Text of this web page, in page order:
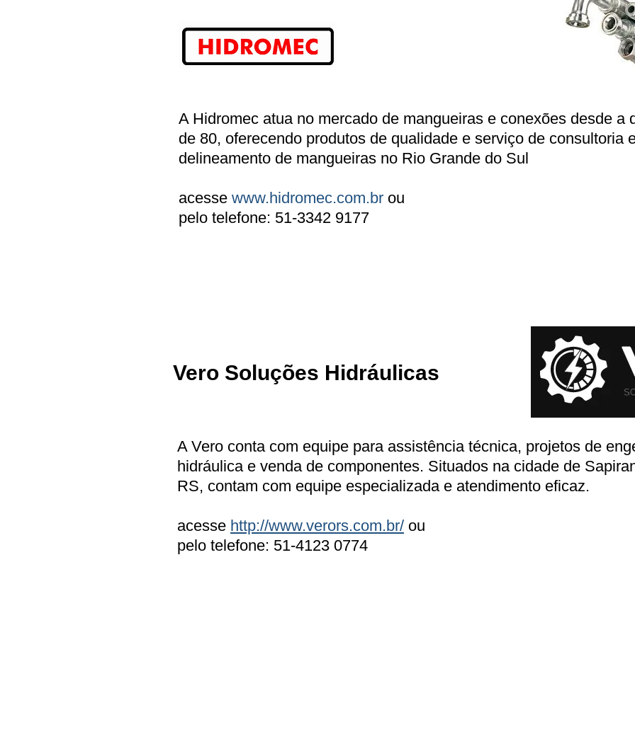
A Hidromec atua no mercado de mangueiras e conexões desde a
de 80, oferecendo produtos de qualidade e serviço de consultoria
delineamento de mangueiras no Rio Grande do Sul
acesse www.hidromec.com.br ou
pelo telefone: 51-3342 9177
Vero Soluções Hidráulicas
A Vero conta com equipe para assistência técnica, projetos de
hidráulica e venda de componentes. Situados na cidade de
RS, contam com equipe especializada e atendimento eficaz.
acesse http://www.verors.com.br/ ou
pelo telefone: 51-4123 0774